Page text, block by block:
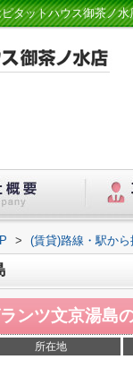
タットハウス御茶ノ水
> (賃貸)路線・駅から
ンツ文京湯島
所在地